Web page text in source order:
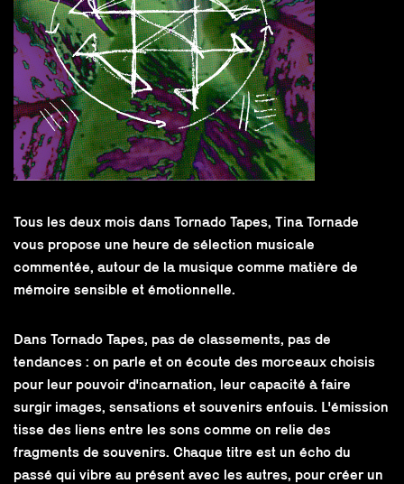
Tous les deux mois dans Tornado Tapes, Tina Tornade
vous propose une heure de sélection musicale
commentée, autour de la musique comme matière de
mémoire sensible et émotionnelle.
Dans Tornado Tapes, pas de classements, pas de
tendances : on parle et on écoute des morceaux choisis
pour leur pouvoir d'incarnation, leur capacité à faire
surgir images, sensations et souvenirs enfouis. L'émission
tisse des liens entre les sons comme on relie des
fragments de souvenirs. Chaque titre est un écho du
passé qui vibre au présent avec les autres, pour créer un